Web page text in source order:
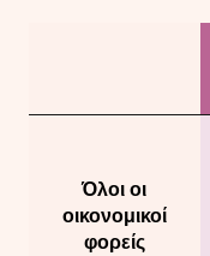
Όλοι οι
οικονομικοί
φορείς